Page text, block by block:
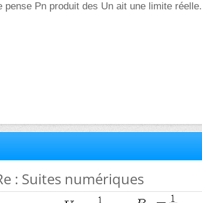
pense Pn produit des Un ait une limite réelle.
: Suites numériques